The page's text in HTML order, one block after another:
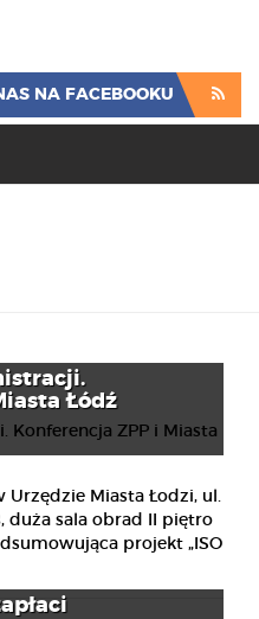
NA FACEBOOKU
Łódź
Urzędzie Miasta Łodzi, ul.
duża sala obrad II piętro
projekt „ISO